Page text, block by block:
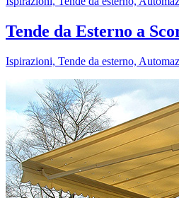
Tende da Esterno a
Ispirazioni, Tende da esterno,